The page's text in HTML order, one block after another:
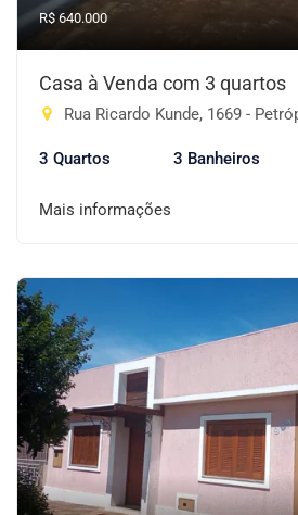
R$ 640.000
Casa à Venda com 3 quartos
Rua Ricardo Kunde, 1669 -
3 Quartos 3 Banheiros
Mais informações